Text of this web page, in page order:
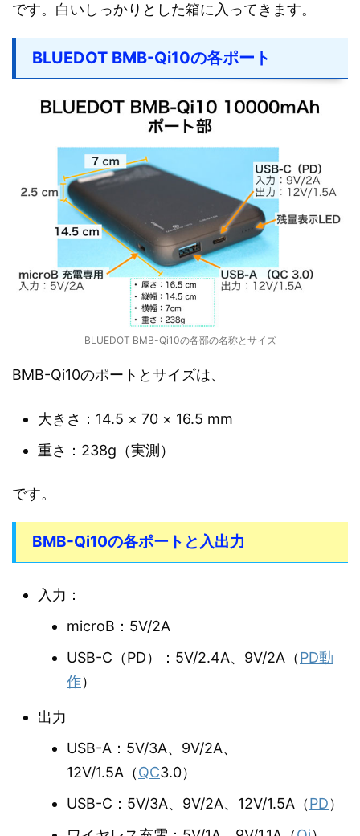
です。白いしっかりとした箱に入ってきます。
BLUEDOT BMB-Qi10の各ポート
BLUEDOT BMB-Qi10の各部の名称とサイズ
BMB-Qi10のポートとサイズは、
大きさ：14.5 × 70 × 16.5 mm
重さ：238g（実測）
です。
BMB-Qi10の各ポートと入出力
入力：
microB：5V/2A
USB-C（PD）：5V/2.4A、9V/2A（PD動
作）
出力
USB-A：5V/3A、9V/2A、
12V/1.5A（QC3.0）
USB-C：5V/3A、9V/2A、12V/1.5A（PD）